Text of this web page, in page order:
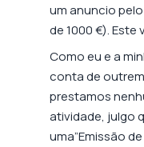
um anuncio
de 1000 €).
Como eu e a
conta de
prestamos
atividade, julgo
uma”Emissão